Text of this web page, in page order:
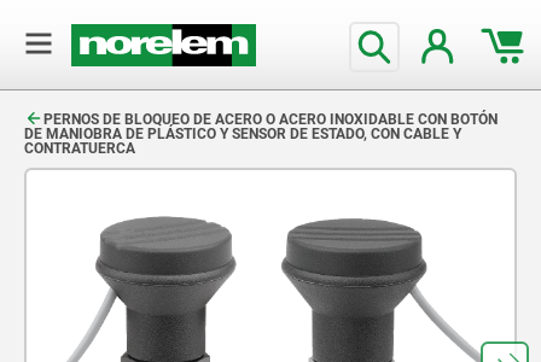
PERNOS DE BLOQUEO DE ACERO O ACERO INOXIDABLE CON BOTÓN
DE MANIOBRA DE PLÁSTICO Y SENSOR DE ESTADO, CON CABLE Y
CONTRATUERCA